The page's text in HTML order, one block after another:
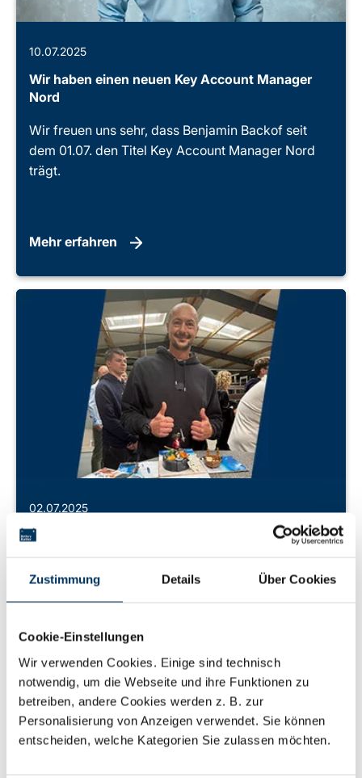
Zustimmung Details Über Cookies
Cookie-Einstellungen
Wir verwenden Cookies. Einige sind technisch
notwendig, um die Webseite und ihre Funktionen zu
betreiben, andere Cookies werden z. B. zur
Personalisierung von Anzeigen verwendet. Sie können
entscheiden, welche Kategorien Sie zulassen möchten.
10.07.2025
Wir haben einen neuen Key Account Manager
Nord
Wir freuen uns sehr, dass Benjamin Backof seit
dem 01.07. den Titel Key Account Manager Nord
trägt.
Mehr erfahren
02.07.2025
10 Jahre bei Battery-Kutter
Wir möchten heute unseren Flo gebührend feiern,
denn er hatte am 01.07. sein 10-jähriges
Mehr erfahren